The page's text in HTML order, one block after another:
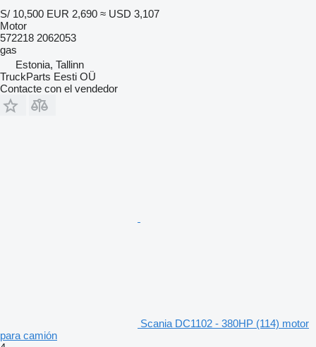
S/ 10,500 EUR 2,690 ≈ USD 3,107
Motor
572218 2062053
gas
Estonia, Tallinn
TruckParts Eesti OÜ
Contacte con el vendedor
Scania DC1102 - 380HP (114) motor
para camión